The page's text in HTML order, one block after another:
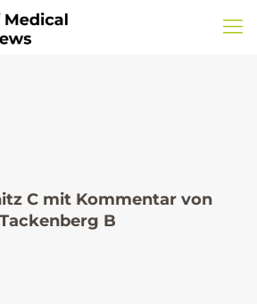
C mit Kommentar von
Tackenberg B